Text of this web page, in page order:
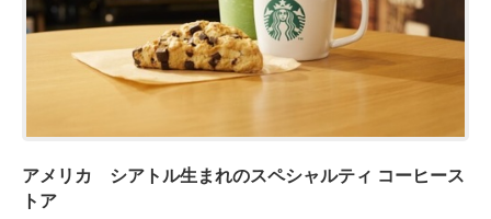
アメリカ シアトル生まれのスペシャルティ コーヒース
トア